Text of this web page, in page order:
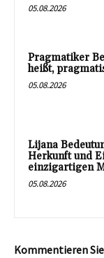
05.08.2026
Pragmatiker
heißt,
05.08.2026
Lijana
Herkunft und
einzigartigen
05.08.2026
Kommentieren